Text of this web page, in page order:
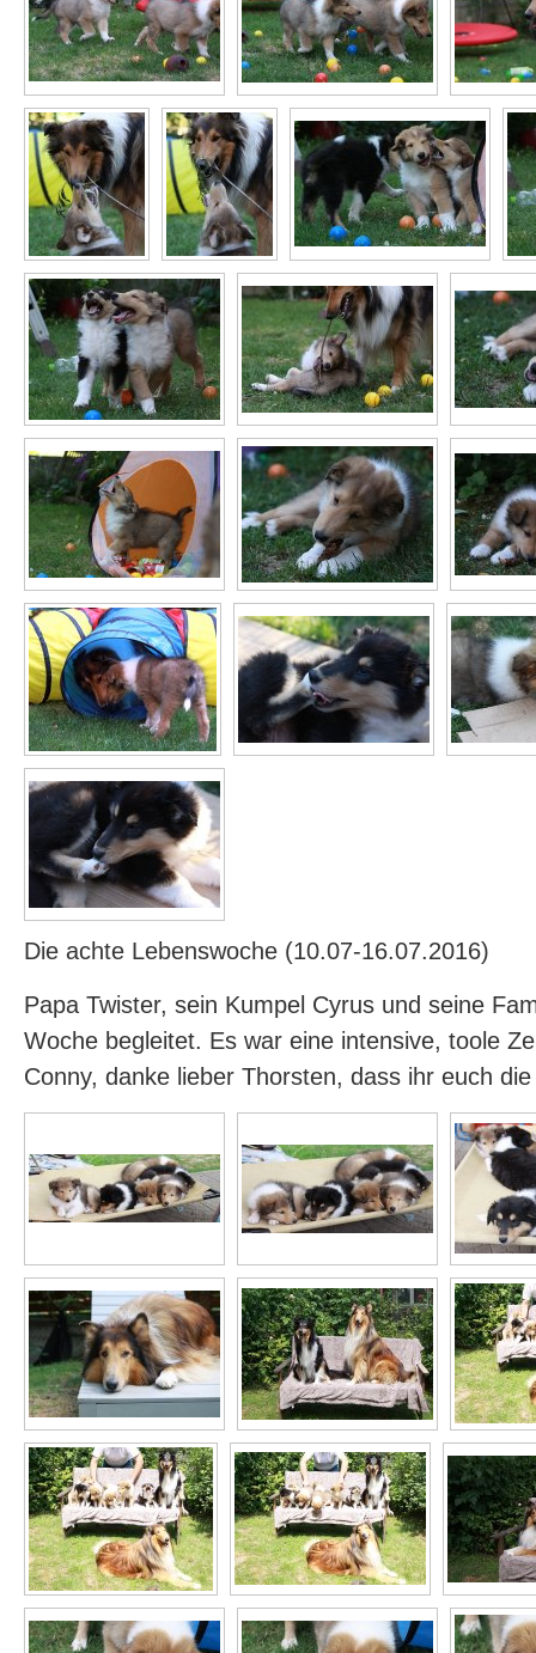
Die achte Lebenswoche (10.07-16.07.2016)
Papa Twister, sein Kumpel Cyrus und seine
Woche begleitet. Es war eine intensive, toole
Conny, danke lieber Thorsten, dass ihr euch